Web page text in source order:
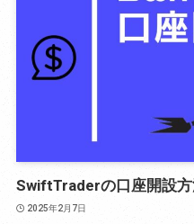
SwiftTraderの口座開設
2025年2月7日